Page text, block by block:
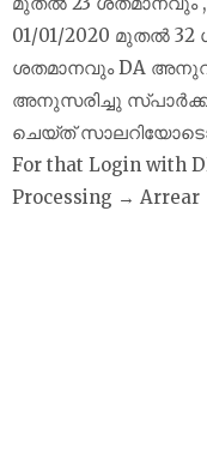
01/01/2020 മുതൽ
ശതമാനവും DA
അനുസരിച്ചു
ചെയ്ത്
For that Login with
Processing →